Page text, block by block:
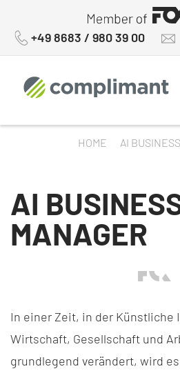
content
+49 8683 / 980 39 00
HOME AI
AI
MANAGER
In einer Zeit, in der Künstliche
Wirtschaft, Gesellschaft und
grundlegend verändert, wird